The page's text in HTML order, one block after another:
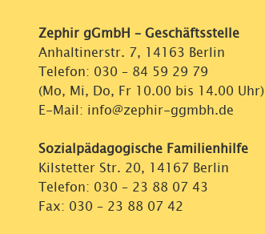
Zephir gGmbH – Geschäftsstelle
Anhaltinerstr. 7, 14163 Berlin
Telefon: 030 – 84 59 29 79
(Mo, Mi, Do, Fr 10.00 bis 14.00 Uhr)
E-Mail: info@zephir-ggmbh.de
Sozialpädagogische Familienhilfe
Kilstetter Str. 20, 14167 Berlin
Telefon: 030 – 23 88 07 43
Fax: 030 – 23 88 07 42